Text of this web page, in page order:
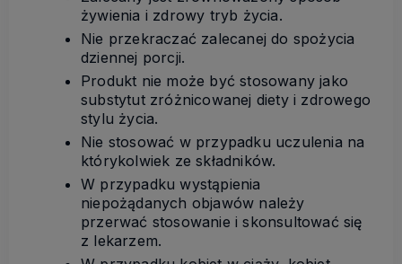
żywienia i zdrowy tryb życia.
Nie przekraczać zalecanej do spożycia
dziennej porcji.
Produkt nie może być stosowany jako
substytut zróżnicowanej diety i zdrowego
stylu życia.
Nie stosować w przypadku uczulenia na
którykolwiek ze składników.
W przypadku wystąpienia
niepożądanych objawów należy
przerwać stosowanie i skonsultować się
z lekarzem.